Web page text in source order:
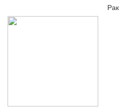
Рак